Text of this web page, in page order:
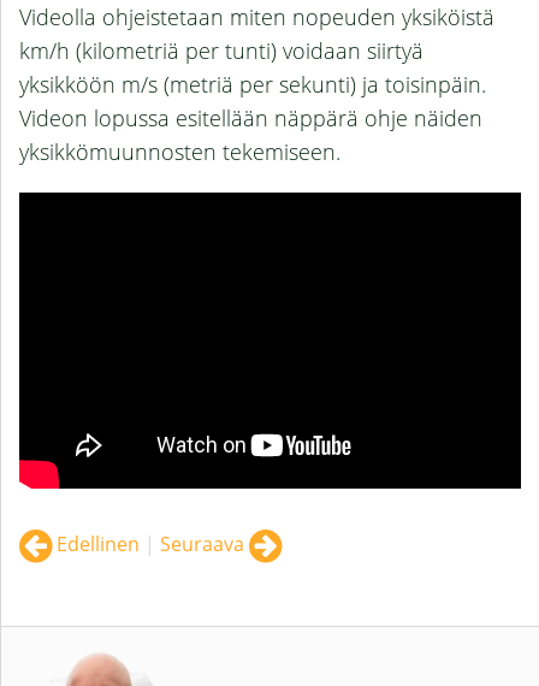
Videolla ohjeistetaan miten nopeuden yksiköistä
km/h (kilometriä per tunti) voidaan siirtyä
yksikköön m/s (metriä per sekunti) ja toisinpäin.
Videon lopussa esitellään näppärä ohje näiden
yksikkömuunnosten tekemiseen.
Edellinen | Seuraava